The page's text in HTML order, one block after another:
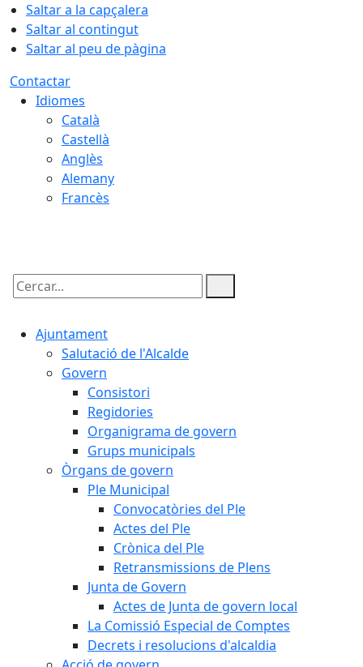
Saltar a la capçalera
Saltar al contingut
Saltar al peu de pàgina
Contactar
Idiomes
Català
Castellà
Anglès
Alemany
Francès
Cercar:
Ajuntament
Salutació de l'Alcalde
Govern
Consistori
Regidories
Organigrama de govern
Grups municipals
Òrgans de govern
Ple Municipal
Convocatòries del Ple
Actes del Ple
Crònica del Ple
Retransmissions de Plens
Junta de Govern
Actes de Junta de govern local
La Comissió Especial de Comptes
Decrets i resolucions d'alcaldia